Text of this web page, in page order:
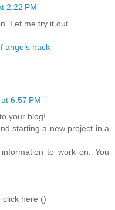
2:22 PM
Let me try it out.
angels hack
6:57 PM
your blog!
starting a new project in a
to work on. You
click here ()